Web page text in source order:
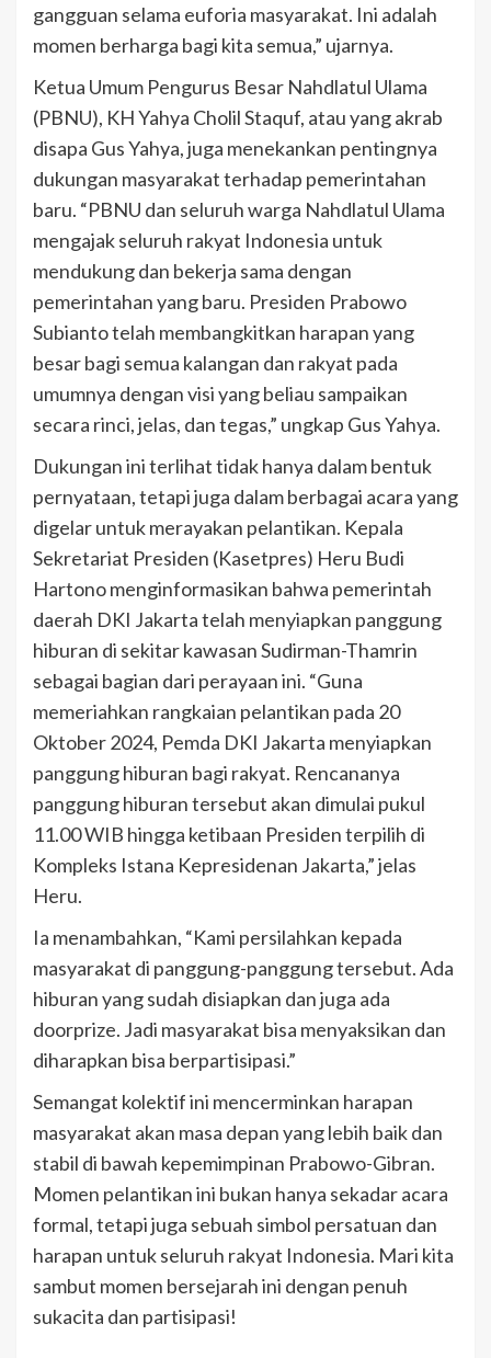
gangguan selama euforia masyarakat. Ini adalah
momen berharga bagi kita semua,” ujarnya.
Ketua Umum Pengurus Besar Nahdlatul Ulama
(PBNU), KH Yahya Cholil Staquf, atau yang akrab
disapa Gus Yahya, juga menekankan pentingnya
dukungan masyarakat terhadap pemerintahan
baru. “PBNU dan seluruh warga Nahdlatul Ulama
mengajak seluruh rakyat Indonesia untuk
mendukung dan bekerja sama dengan
pemerintahan yang baru. Presiden Prabowo
Subianto telah membangkitkan harapan yang
besar bagi semua kalangan dan rakyat pada
umumnya dengan visi yang beliau sampaikan
secara rinci, jelas, dan tegas,” ungkap Gus Yahya.
Dukungan ini terlihat tidak hanya dalam bentuk
pernyataan, tetapi juga dalam berbagai acara yang
digelar untuk merayakan pelantikan. Kepala
Sekretariat Presiden (Kasetpres) Heru Budi
Hartono menginformasikan bahwa pemerintah
daerah DKI Jakarta telah menyiapkan panggung
hiburan di sekitar kawasan Sudirman-Thamrin
sebagai bagian dari perayaan ini. “Guna
memeriahkan rangkaian pelantikan pada 20
Oktober 2024, Pemda DKI Jakarta menyiapkan
panggung hiburan bagi rakyat. Rencananya
panggung hiburan tersebut akan dimulai pukul
11.00 WIB hingga ketibaan Presiden terpilih di
Kompleks Istana Kepresidenan Jakarta,” jelas
Heru.
Ia menambahkan, “Kami persilahkan kepada
masyarakat di panggung-panggung tersebut. Ada
hiburan yang sudah disiapkan dan juga ada
doorprize. Jadi masyarakat bisa menyaksikan dan
diharapkan bisa berpartisipasi.”
Semangat kolektif ini mencerminkan harapan
masyarakat akan masa depan yang lebih baik dan
stabil di bawah kepemimpinan Prabowo-Gibran.
Momen pelantikan ini bukan hanya sekadar acara
formal, tetapi juga sebuah simbol persatuan dan
harapan untuk seluruh rakyat Indonesia. Mari kita
sambut momen bersejarah ini dengan penuh
sukacita dan partisipasi!